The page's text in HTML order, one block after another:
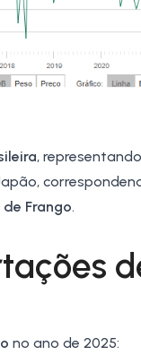
,
Frango.
no ano de 2025: